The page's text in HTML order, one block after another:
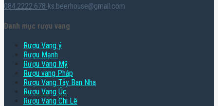
084.2222.678 ks.beerhouse@gmail.com
Danh mục rượu vang
Rượu Vang ý
Rượu Mạnh
Rượu Vang Mỹ
Rượu vang Pháp
Rượu Vang Tây Ban Nha
Rượu Vang Úc
Rượu Vang Chi Lê